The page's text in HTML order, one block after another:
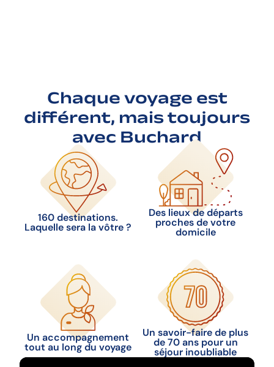
Chaque voyage est
différent, mais toujours
avec Buchard
160 destinations.
Laquelle sera la vôtre ?
Des lieux de départs
proches de votre
domicile
Un accompagnement
tout au long du voyage
Un savoir-faire de plus
de 70 ans pour un
séjour inoubliable